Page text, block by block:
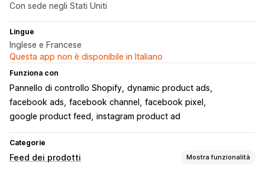
Con sede negli Stati Uniti
Lingue
Inglese e Francese
Questa app non è disponibile in Italiano
Funziona con
Pannello di controllo Shopify dynamic product ads
facebook ads facebook channel
facebook pixel
google product feed
instagram product ad
Categorie
Feed dei prodotti Mostra funzionalità